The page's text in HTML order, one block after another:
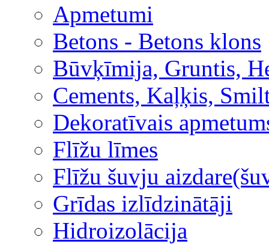
Apmetumi
Betons - Betons klons
Būvķīmija, Gruntis,
Cements, Kaļķis,
Dekoratīvais
Flīžu līmes
Flīžu šuvju
Grīdas izlīdzinātāji
Hidroizolācija